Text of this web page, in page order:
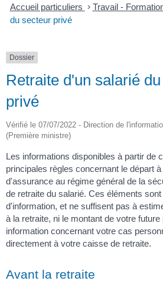
Accueil particuliers > Travail -
du secteur privé
Dossier
Retraite d'un salarié
privé
Vérifié le 07/07/2022 - Direction de
(Première ministre)
Les informations disponibles à partir de
principales règles concernant le départ
d'assurance au régime général de la
de retraite du salarié. Ces éléments
d'information, et ne suffisent pas à
à la retraite, ni le montant de votre
information concernant votre cas
directement à votre caisse de retraite.
Avant la retraite